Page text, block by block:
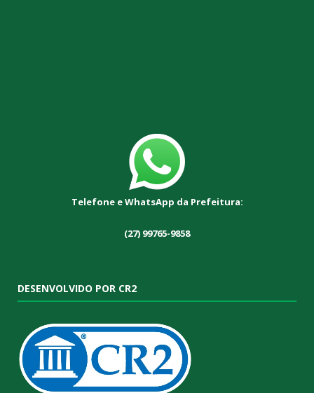
Telefone e WhatsApp da Prefeitura:
(27) 99765-9858
DESENVOLVIDO POR CR2